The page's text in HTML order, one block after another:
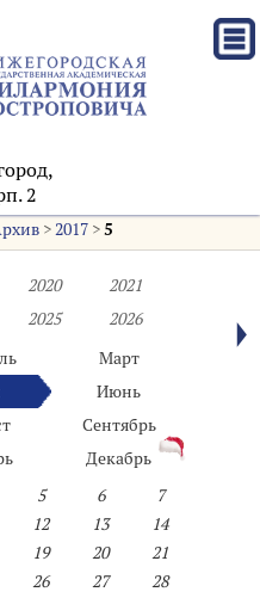
2
>2017>5
2020
2021
2025
2026
Март
Июнь
Сентябрь
Декабрь
5 6
7
12 13
14
19 20
21
26 27
28